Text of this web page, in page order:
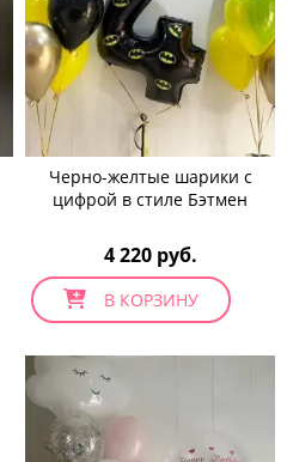
4 220 руб.
Черно-желтые шарики с
цифрой в стиле Бэтмен
В КОРЗИНУ